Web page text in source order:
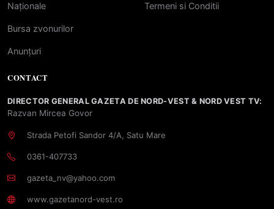
Naționale
Bursa zvonurilor
Anunțuri
Termeni si Conditii
CONTACT
DIRECTOR GENERAL GAZETA DE NORD-VEST & NORD VEST TV:
Razvan Mircea Govor
Strada Petofi Sandor 4/A, Satu Mare
0361-407733
gazeta_nv@yahoo.com
www.gazetanord-vest.ro